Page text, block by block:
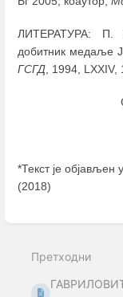
ЛИТЕРАТУРА: П.
добитник медаље
ГСГД , 1994, LXXIV,
*Текст је објављен
(2018)
mode
Претходни